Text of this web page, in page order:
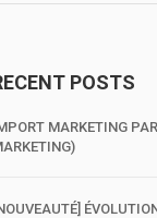
POSTS
MARKETING